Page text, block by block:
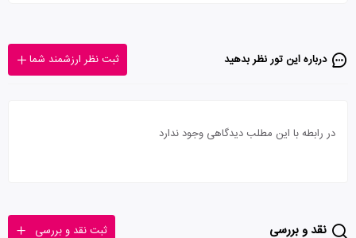
درباره این تور‌ نظر بدهید ثبت نظر ارزشمند شما
در رابطه با این مطلب دیدگاهی وجود ندارد
نقد و بررسی ثبت نقد و بررسی